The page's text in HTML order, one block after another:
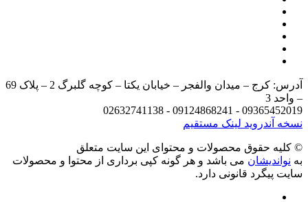
آدرس: کرج – میدان والفجر – خیابان یکتا – کوچه گلبرگ 2 – پلاک 69
3
09365452019 - 09124868241 -
آندرویدلینک مستقیم
حقوق محصولات و محتوای اين سایت متعلق
می باشد و هر گونه کپی برداری از محتوا و محصولات
پیگرد قانونی دارد.